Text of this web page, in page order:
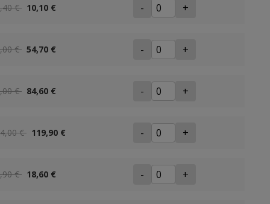
€ 10,10 € - +
€ 54,70 € - +
€ 84,60 € - +
€ 119,90 € - +
€ 18,60 € - +